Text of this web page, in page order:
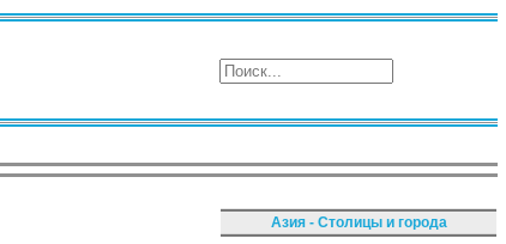
Азия - Столицы и города